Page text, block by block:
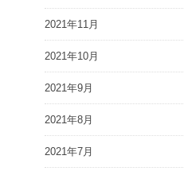
2021年11月
2021年10月
2021年9月
2021年8月
2021年7月